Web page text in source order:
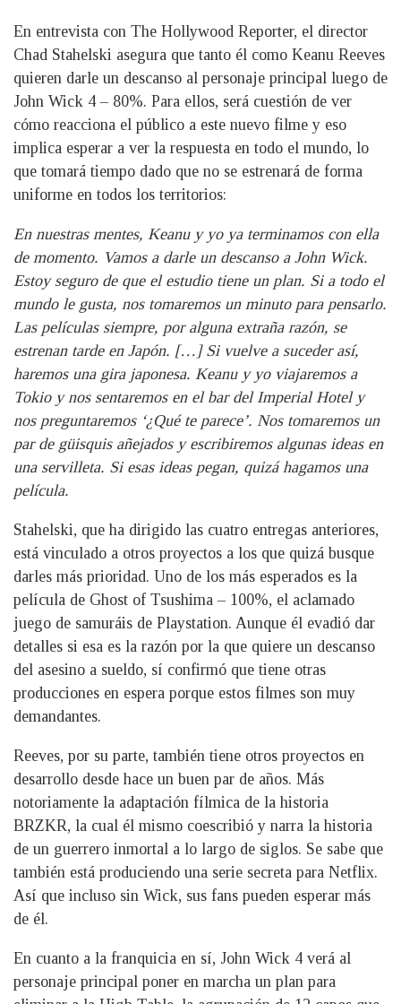
En entrevista con The Hollywood Reporter, el director
Chad Stahelski asegura que tanto él como Keanu Reeves
quieren darle un descanso al personaje principal luego de
John Wick 4 – 80%. Para ellos, será cuestión de ver
cómo reacciona el público a este nuevo filme y eso
implica esperar a ver la respuesta en todo el mundo, lo
que tomará tiempo dado que no se estrenará de forma
uniforme en todos los territorios:
En nuestras mentes, Keanu y yo ya terminamos con ella
de momento. Vamos a darle un descanso a John Wick.
Estoy seguro de que el estudio tiene un plan. Si a todo el
mundo le gusta, nos tomaremos un minuto para pensarlo.
Las películas siempre, por alguna extraña razón, se
estrenan tarde en Japón. […] Si vuelve a suceder así,
haremos una gira japonesa. Keanu y yo viajaremos a
Tokio y nos sentaremos en el bar del Imperial Hotel y
nos preguntaremos ‘¿Qué te parece’. Nos tomaremos un
par de güisquis añejados y escribiremos algunas ideas en
una servilleta. Si esas ideas pegan, quizá hagamos una
película.
Stahelski, que ha dirigido las cuatro entregas anteriores,
está vinculado a otros proyectos a los que quizá busque
darles más prioridad. Uno de los más esperados es la
película de Ghost of Tsushima – 100%, el aclamado
juego de samuráis de Playstation. Aunque él evadió dar
detalles si esa es la razón por la que quiere un descanso
del asesino a sueldo, sí confirmó que tiene otras
producciones en espera porque estos filmes son muy
demandantes.
Reeves, por su parte, también tiene otros proyectos en
desarrollo desde hace un buen par de años. Más
notoriamente la adaptación fílmica de la historia
BRZKR, la cual él mismo coescribió y narra la historia
de un guerrero inmortal a lo largo de siglos. Se sabe que
también está produciendo una serie secreta para Netflix.
Así que incluso sin Wick, sus fans pueden esperar más
de él.
En cuanto a la franquicia en sí, John Wick 4 verá al
personaje principal poner en marcha un plan para